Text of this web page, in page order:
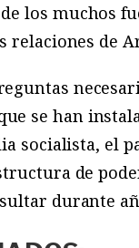
los muchos
de
se han
socialista, el
de
durante